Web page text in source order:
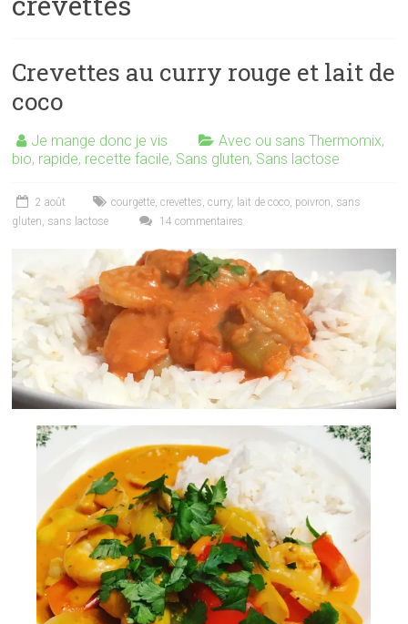
Crevettes au curry rouge et lait de
coco
Je mange donc je vis Avec ou sans Thermomix,
bio, rapide, recette facile, Sans gluten, Sans lactose
2 août courgette,crevettes,curry, lait de coco, poivron, sans
gluten, sans lactose 14 commentaires